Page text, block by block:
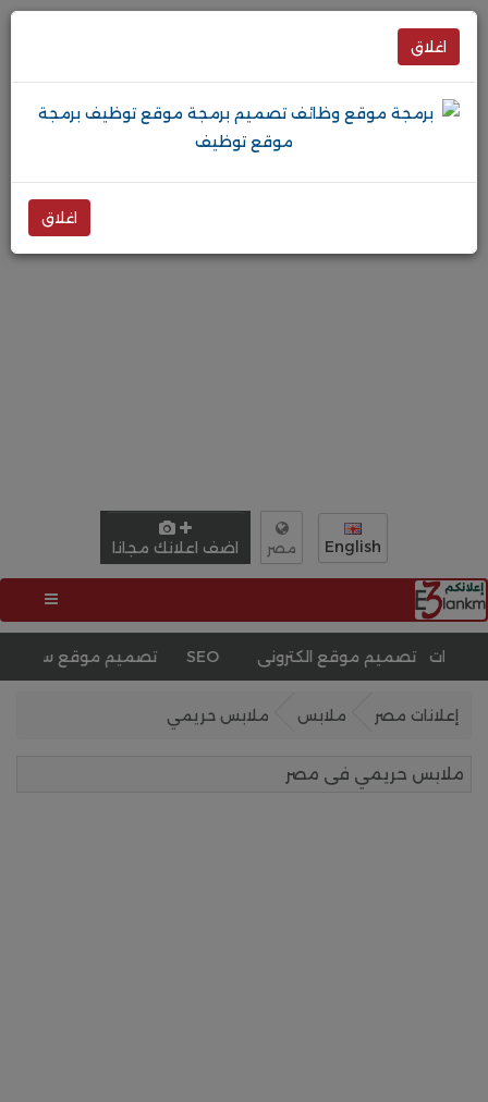
English مصر اضف اعلانك مجانا
تصميم موقع سيارات تحسين محركات البحث SEO
إعلانات مصر ملابس ملابس حريمي
ملابس حريمي فى مصر
اغلاق
اغلاق